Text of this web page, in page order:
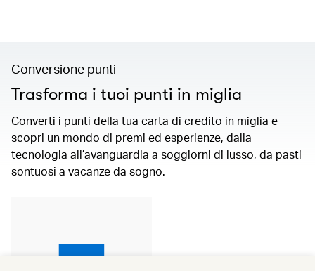
Conversione punti
Trasforma i tuoi punti in miglia
Converti i punti della tua carta di credito in miglia e
scopri un mondo di premi ed esperienze, dalla
tecnologia all’avanguardia a soggiorni di lusso, da pasti
sontuosi a vacanze da sogno.